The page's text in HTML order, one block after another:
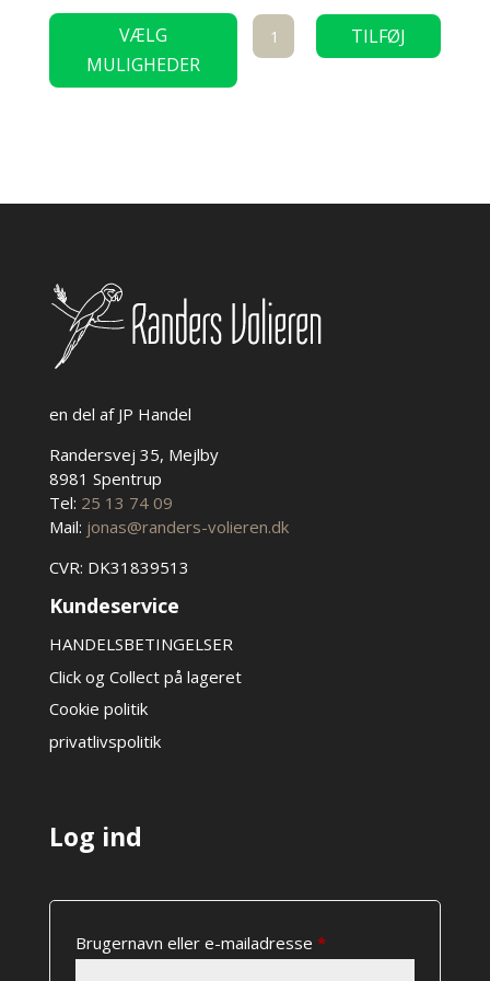
VÆLG
MULIGHEDER
Dette
vælges
Grenholder
Medium
TILFØJ
TIL KURV
en del af JP Handel
Randersvej 35, Mejlby
8981 Spentrup
Tel: 25 13 74 09
Mail: jonas@randers-volieren.dk
CVR: DK31839513
Kundeservice
HANDELSBETINGELSER
Click og Collect på lageret
Cookie politik
privatlivspolitik
Log ind
Brugernavn eller e-mailadresse *Påkrævet